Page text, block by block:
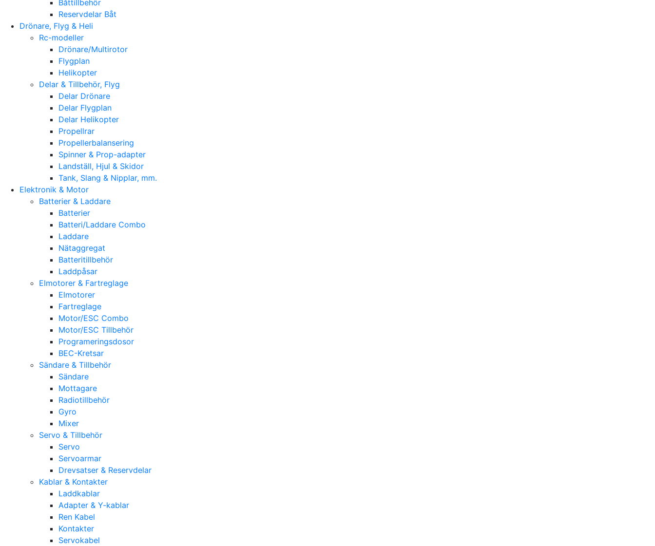
Båttillbehör
Reservdelar Båt
Drönare, Flyg & Heli
Rc-modeller
Drönare/Multirotor
Flygplan
Helikopter
Delar & Tillbehör, Flyg
Delar Drönare
Delar Flygplan
Delar Helikopter
Propellrar
Propellerbalansering
Spinner & Prop-adapter
Landställ, Hjul & Skidor
Tank, Slang & Nipplar, mm.
Elektronik & Motor
Batterier & Laddare
Batterier
Batteri/Laddare Combo
Laddare
Nätaggregat
Batteritillbehör
Laddpåsar
Elmotorer & Fartreglage
Elmotorer
Fartreglage
Motor/ESC Combo
Motor/ESC Tillbehör
Programeringsdosor
BEC-Kretsar
Sändare & Tillbehör
Sändare
Mottagare
Radiotillbehör
Gyro
Mixer
Servo & Tillbehör
Servo
Servoarmar
Drevsatser & Reservdelar
Kablar & Kontakter
Laddkablar
Adapter & Y-kablar
Ren Kabel
Kontakter
Servokabel